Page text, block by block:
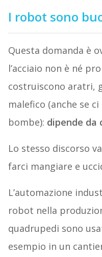
I robot sono
Questa domanda è
l’acciaio non è né
costruiscono aratri,
malefico (anche se
bombe): dipende da
Lo stesso discorso
farci mangiare e
L’automazione
robot nella
quadrupedi sono
esempio in un